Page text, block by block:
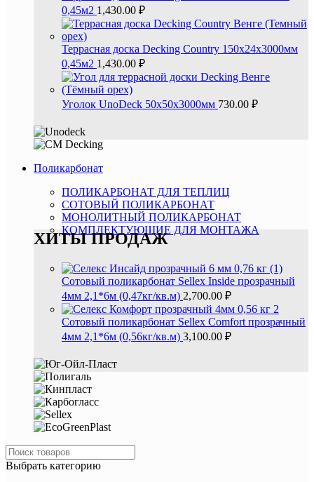
0,45м2 1,430.00 ₽
Террасная доска Decking Country 150х24х3000мм
0,45м2 1,430.00 ₽
Уголок UnoDeck 50х50х3000мм 730.00 ₽
Поликарбонат
ПОЛИКАРБОНАТ ДЛЯ ТЕПЛИЦ
СОТОВЫЙ ПОЛИКАРБОНАТ
МОНОЛИТНЫЙ ПОЛИКАРБОНАТ
КОМПЛЕКТУЮЩИЕ ДЛЯ МОНТАЖА
ХИТЫ ПРОДАЖ
Сотовый поликарбонат Sellex Inside прозрачный
4мм 2,1*6м (0,47кг/кв.м) 2,700.00 ₽
Сотовый поликарбонат Sellex Comfort прозрачный
4мм 2,1*6м (0,56кг/кв.м) 3,100.00 ₽
Выбрать категорию